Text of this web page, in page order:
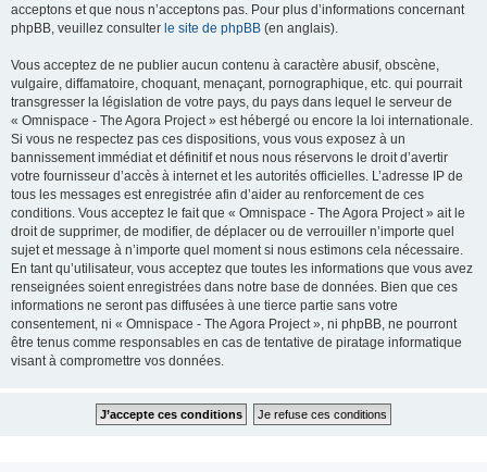
acceptons et que nous n’acceptons pas. Pour plus d’informations concernant
phpBB, veuillez consulter le site de phpBB (en anglais).
Vous acceptez de ne publier aucun contenu à caractère abusif, obscène,
vulgaire, diffamatoire, choquant, menaçant, pornographique, etc. qui pourrait
transgresser la législation de votre pays, du pays dans lequel le serveur de
« Omnispace - The Agora Project » est hébergé ou encore la loi internationale.
Si vous ne respectez pas ces dispositions, vous vous exposez à un
bannissement immédiat et définitif et nous nous réservons le droit d’avertir
votre fournisseur d’accès à internet et les autorités officielles. L’adresse IP de
tous les messages est enregistrée afin d’aider au renforcement de ces
conditions. Vous acceptez le fait que « Omnispace - The Agora Project » ait le
droit de supprimer, de modifier, de déplacer ou de verrouiller n’importe quel
sujet et message à n’importe quel moment si nous estimons cela nécessaire.
En tant qu’utilisateur, vous acceptez que toutes les informations que vous avez
renseignées soient enregistrées dans notre base de données. Bien que ces
informations ne seront pas diffusées à une tierce partie sans votre
consentement, ni « Omnispace - The Agora Project », ni phpBB, ne pourront
être tenus comme responsables en cas de tentative de piratage informatique
visant à compromettre vos données.